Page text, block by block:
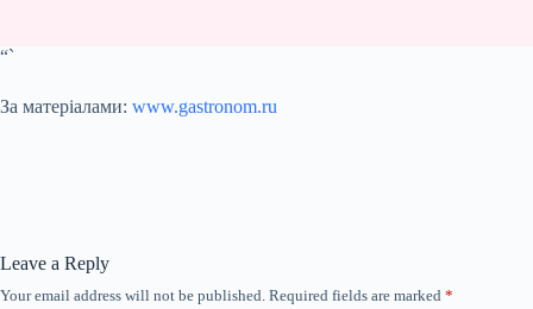
“`
За матеріалами: www.gastronom.ru
Leave a Reply
Your email address will not be published. Required fields are marked *